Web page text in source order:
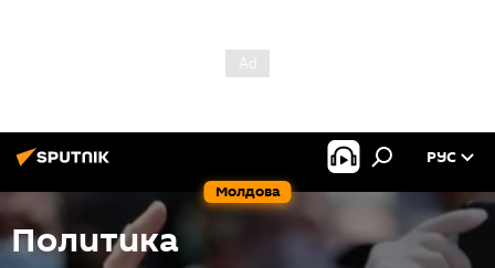
Молдова
РУС
Политика